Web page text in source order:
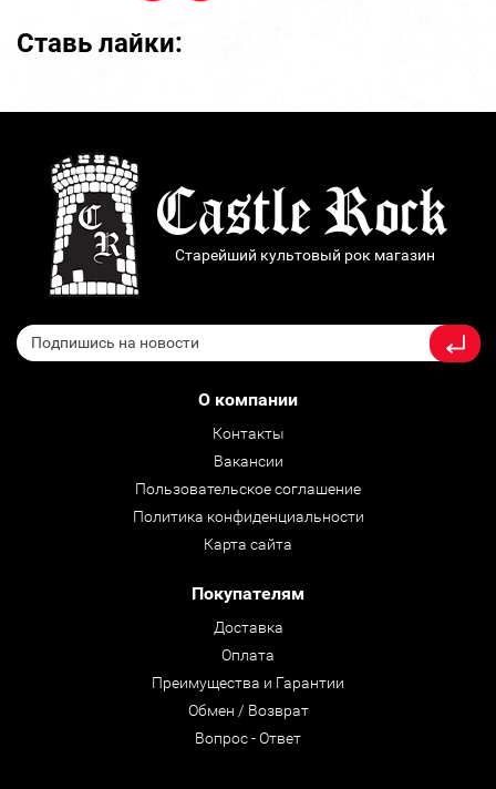
Ставь лайки:
Старейший культовый рок магазин
О компании
Контакты
Вакансии
Пользовательское соглашение
Политика конфиденциальности
Карта сайта
Покупателям
Доставка
Оплата
Преимущества и Гарантии
Обмен / Возврат
Вопрос - Ответ